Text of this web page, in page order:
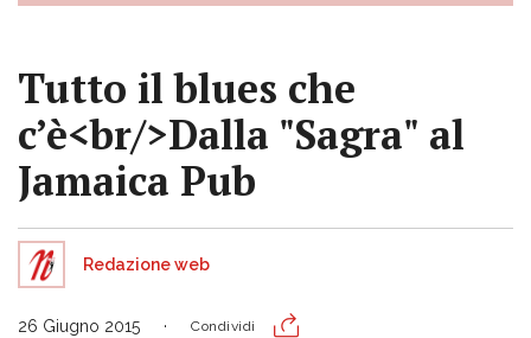
Tutto il blues che
c’è<br/>Dalla "Sagra" al
Jamaica Pub
Redazione web
26 Giugno 2015 Condividi